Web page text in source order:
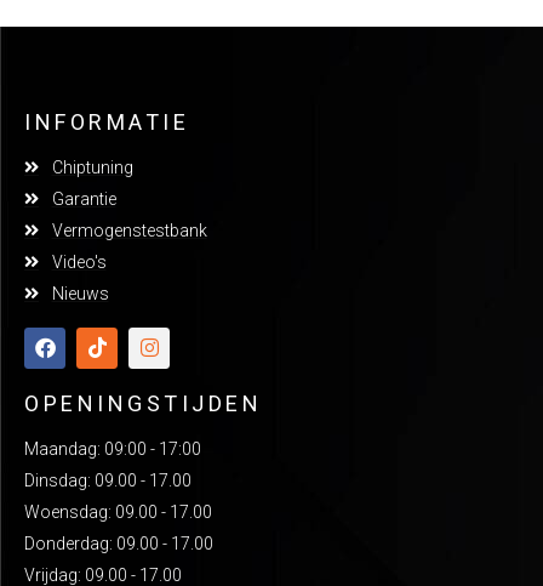
INFORMATIE
Chiptuning
Garantie
Vermogenstestbank
Video's
Nieuws
OPENINGSTIJDEN
Maandag: 09:00 - 17:00
Dinsdag: 09.00 - 17.00
Woensdag: 09.00 - 17.00
Donderdag: 09.00 - 17.00
Vrijdag: 09.00 - 17.00